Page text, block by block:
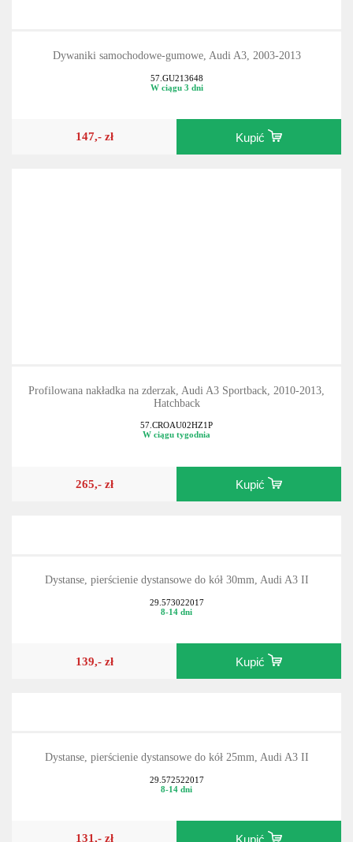
Dywaniki samochodowe-gumowe, Audi A3, 2003-2013
57.GU213648
W ciągu 3 dni
147,- zł Kupić
Profilowana nakładka na zderzak, Audi A3 Sportback, 2010-2013,
Hatchback
57.CROAU02HZ1P
W ciągu tygodnia
265,- zł Kupić
Dystanse, pierścienie dystansowe do kół 30mm, Audi A3 II
29.573022017
8-14 dni
139,- zł Kupić
Dystanse, pierścienie dystansowe do kół 25mm, Audi A3 II
29.572522017
8-14 dni
131,- zł Kupić